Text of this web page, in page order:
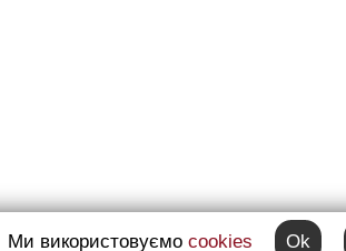
Ми використовуємо cookies Ok